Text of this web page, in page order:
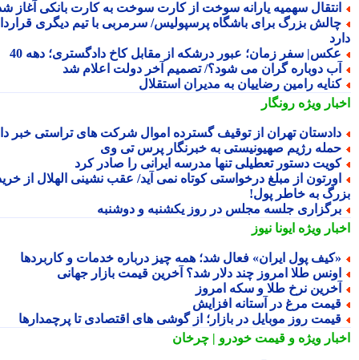
سهمیه یارانه سوخت از کارت سوخت به کارت بانکی آغاز شد
بزرگ برای باشگاه پرسپولیس/ سرمربی با تیم دیگری قرارداد
سفر زمان؛ عبور درشکه از مقابل کاخ دادگستری؛ دهه 40
دوباره گران می شود؟/ تصمیم آخر دولت اعلام شد
رامین رضاییان به مدیران استقلال
ویژهرونگار
تهران از توقیف گسترده اموال شرکت های تراستی خبر داد
رژیم صهیونیستی به خبرنگار پرس تی وی
دستور تعطیلی تنها مدرسه ایرانی را صادر کرد
از مبلغ درخواستی کوتاه نمی آید/ عقب نشینی الهلال از خرید
به خاطر پول!
جلسه مجلس در روز یکشنبه و دوشنبه
ویژهایونا نیوز
پول ایران» فعال شد؛ همه چیز درباره خدمات و کاربردها
طلا امروز چند دلار شد؟ آخرین قیمت بازار جهانی
نرخ طلا و سکه امروز
مرغ در آستانه افزایش
روز موبایل در بازار؛ از گوشی های اقتصادی تا پرچمدارها
ویژهو قیمت خودرو | چرخان